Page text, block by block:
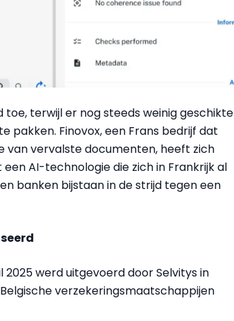
terwijl er nog steeds weinig geschikte
pakken. Finovox, een Frans bedrijf dat
van vervalste documenten, heeft zich
AI-technologie die zich in Frankrijk al
banken bijstaan in de strijd tegen een
werd uitgevoerd door Selvitys in
verzekeringsmaatschappijen